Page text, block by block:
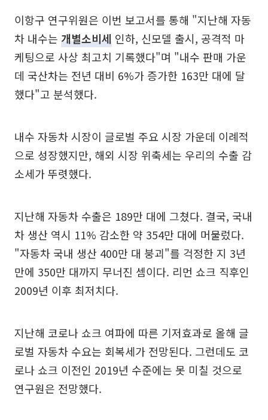
이항구 연구위원은 이번 보고서를 통해 "지난해 자동
차 내수는 개별소비세 인하, 신모델 출시, 공격적 마
케팅으로 사상 최고치 기록했다"며 "내수 판매 가운
데 국산차는 전년 대비 6%가 증가한 163만 대에 달
했다"고 분석했다.
내수 자동차 시장이 글로벌 주요 시장 가운데 이례적
으로 성장했지만, 해외 시장 위축세는 우리의 수출 감
소세가 뚜렷했다.
지난해 자동차 수출은 189만 대에 그쳤다. 결국, 국내
차 생산 역시 11% 감소한 약 354만 대에 머물렀다.
"자동차 국내 생산 400만 대 붕괴"를 걱정한 지 3년
만에 350만 대까지 무너진 셈이다. 리먼 쇼크 직후인
2009년 이후 최저치다.
지난해 코로나 쇼크 여파에 따른 기저효과로 올해 글
로벌 자동차 수요는 회복세가 전망된다. 그런데도 코
로나 쇼크 이전인 2019년 수준에는 못 미칠 것으로
연구원은 전망했다.